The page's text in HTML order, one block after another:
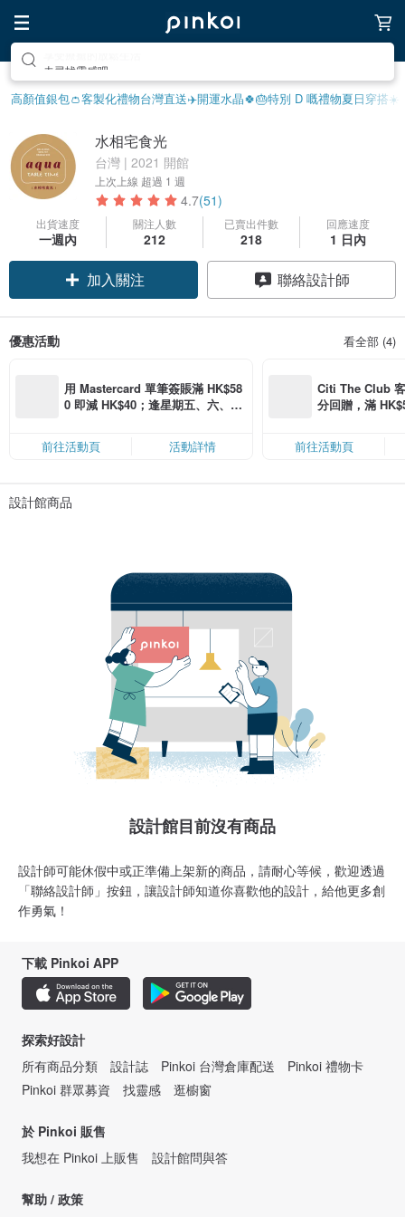
去尋找靈感吧
高顏值銀包👛客製化禮物台灣直送✈️開運水晶🍀🎂特別 D 嘅禮物夏日穿搭☀️
水相宅食光
台灣 | 2021 開館
上次上線 超過 1 週
4.7(51)
出貨速度
一週內
關注人數
212
已賣出件數
218
回應速度
1 日內
加入關注 聯絡設計師
優惠活動 看全部 (4)
用 Mastercard 單筆簽賬滿 HK$58
0 即減 HK$40；逢星期五、六、日
卡」結帳）
前往活動頁 活動詳情
Citi The Club
分回贈，滿
前往活動頁
設計館商品
設計館目前沒有商品
設計師可能休假中或正準備上架新的商品，請耐心等候，歡迎透過
「聯絡設計師」按鈕，讓設計師知道你喜歡他的設計，給他更多創
作勇氣！
下載 Pinkoi APP
探索好設計
所有商品分類
設計誌 Pinkoi 台灣倉庫配送
Pinkoi 禮物卡
Pinkoi 群眾募資
找靈感 逛櫥窗
於 Pinkoi 販售
我想在 Pinkoi 上販售
設計館問與答
幫助 / 政策